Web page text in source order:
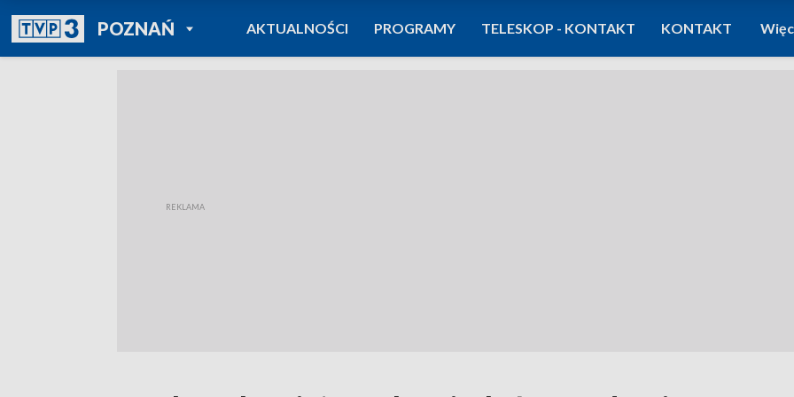
POZNAŃPOWRÓT DO
TVP REGIONY
AKTUALNOŚCI PROGRAMY TELESKOP - KONTAKT KONTAKT